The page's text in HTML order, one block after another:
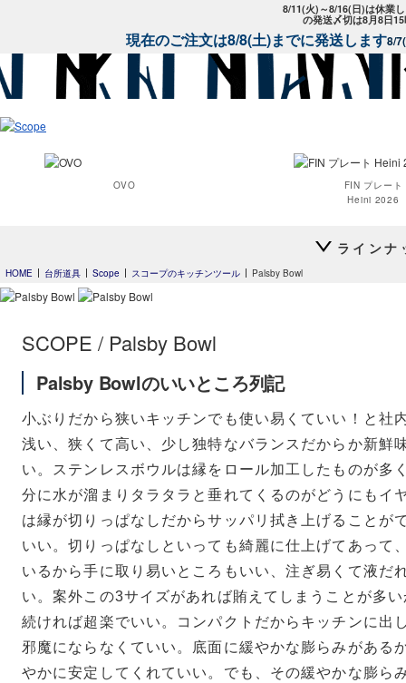
8/11(火)～8/16(日)は休業
の発送〆切は8月8日
現在のご注文は8/8(土)までに発送します8/
OVO
FIN プレート
Heini 2026
house towel
ライト
house towel
ライトワイド
Bellman
タンブラー
スコープ
プレート26cm
Moomin オペ
プレート 15cm
ラインナ
HOME 台所道具 Scope スコープのキッチンツール Palsby Bowl
SCOPE / Palsby Bowl
Palsby Bowlのいいところ列記
小ぶりだから狭いキッチンでも使い易くていい！と社
浅い、狭くて高い、少し独特なバランスだからか新鮮
い。ステンレスボウルは縁をロール加工したものが多
分に水が溜まりタラタラと垂れてくるのがどうにもイ
は縁が切りっぱなしだからサッパリ拭き上げることが
いい。切りっぱなしといっても綺麗に仕上げてあって
いるから手に取り易いところもいい、注ぎ易くて液だ
い。案外この3サイズがあれば賄えてしまうことが多
続ければ超楽でいい。コンパクトだからキッチンに出
邪魔にならなくていい。底面に緩やかな膨らみがある
やかに安定してくれていい。でも、その緩やかな膨ら